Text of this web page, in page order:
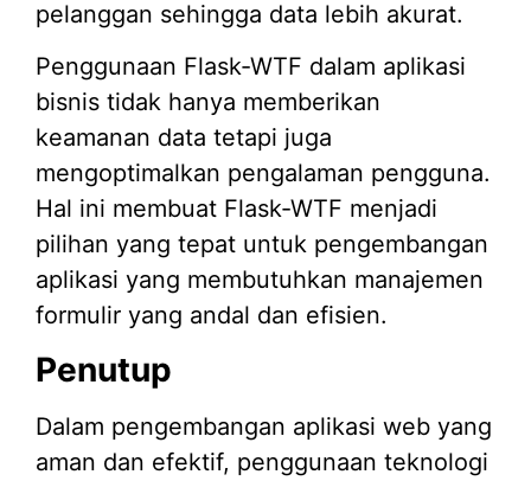
pelanggan sehingga data lebih akurat.
Penggunaan Flask-WTF dalam aplikasi
bisnis tidak hanya memberikan
keamanan data tetapi juga
mengoptimalkan pengalaman pengguna.
Hal ini membuat Flask-WTF menjadi
pilihan yang tepat untuk pengembangan
aplikasi yang membutuhkan manajemen
formulir yang andal dan efisien.
Penutup
Dalam pengembangan aplikasi web yang
aman dan efektif, penggunaan teknologi